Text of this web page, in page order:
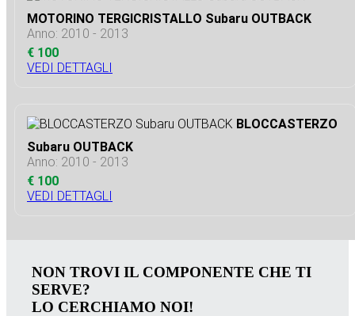
MOTORINO TERGICRISTALLO Subaru OUTBACK
Anno: 2010 - 2013
€ 100
VEDI DETTAGLI
BLOCCASTERZO
Subaru OUTBACK
Anno: 2010 - 2013
€ 100
VEDI DETTAGLI
NON TROVI IL COMPONENTE CHE TI
SERVE?
LO CERCHIAMO NOI!